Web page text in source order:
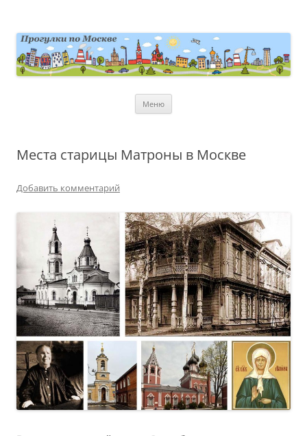
Меню
Места старицы Матроны в Москве
Добавить комментарий